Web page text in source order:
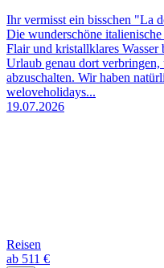
Ihr vermisst ein bisschen "La
Die wunderschöne
Flair und kristallklares
Urlaub genau dort
abzuschalten. Wir haben
weloveholidays...
19.07.2026
Reisen
ab 511 €